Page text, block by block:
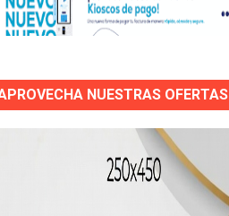
NUESTRAS OFERTAS